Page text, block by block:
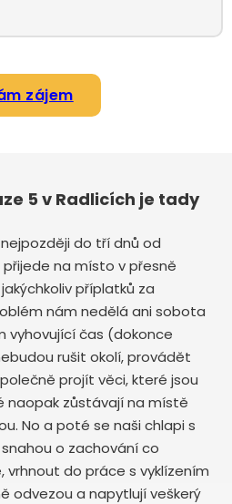
zájem
5 v Radlicích je tady
do tří dnů od
na místo v přesně
příplatků za
nám nedělá ani sobota
vyhovující čas (dokonce
rušit okolí, provádět
projít věci, které jsou
naopak zůstávají na místě
No a poté se naši chlapi s
o zachování co
vrhnout do práce s vyklízením
odvezou a napytlují veškerý